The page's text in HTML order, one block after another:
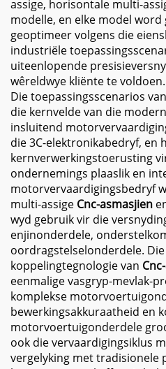
assige, horisontale multi-
modelle, en elke model word
geoptimeer volgens die
industriële
uiteenlopende
wêreldwye kliënte te voldoen.
Die toepassingsscenarios
die kernvelde van die
insluitend
die 3C-elektronikabedryf, en
kernverwerkingstoerusting
ondernemings plaaslik en
motorvervaardigingsbedryf
multi-assige Cnc-asmasjien
wyd gebruik vir die
enjinonderdele,
oordragstelselonderdele.
koppelingtegnologie van
eenmalige vasgryp-mevlak-
komplekse
bewerkingsakkuraatheid en
motorvoertuigonderdele
ook die vervaardigingsiklus
vergelyking met tradisionele